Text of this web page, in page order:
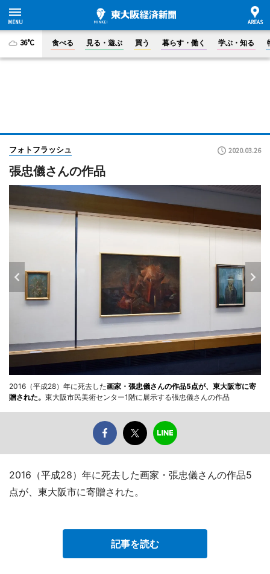
36°C 食べる 見る・遊ぶ 買う 暮らす・働く 学ぶ・知る
フォトフラッシュ 2020.03.26
張忠儀さんの作品
2016（平成28）年に死去した画家・張忠儀さんの作品5点が、東大阪市に寄
贈された。 東大阪市民美術センター1階に展示する張忠儀さんの作品
2016（平成28）年に死去した画家・張忠儀さんの作品5
点が、東大阪市に寄贈された。
記事を読む